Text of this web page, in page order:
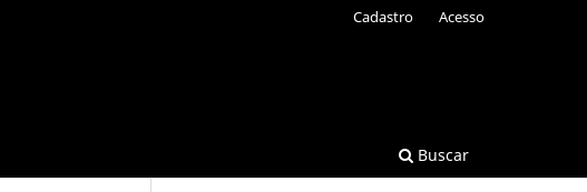
Buscar
Cadastro Acesso